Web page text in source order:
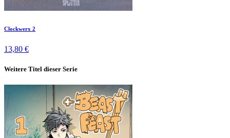
Clockwerx 2
13,80 €
Weitere Titel dieser Serie